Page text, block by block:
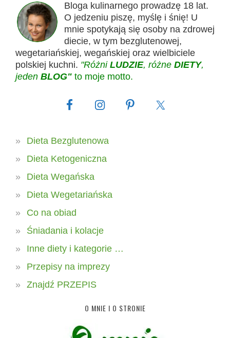
Bloga kulinarnego prowadzę 18 lat.
O jedzeniu piszę, myślę i śnię! U
mnie spotykają się osoby na zdrowej
diecie, w tym bezglutenowej,
wegetariańskiej, wegańskiej oraz wielbiciele
polskiej kuchni. "Różni LUDZIE, różne DIETY,
jeden BLOG" to moje motto.
Dieta Bezglutenowa
Dieta Ketogeniczna
Dieta Wegańska
Dieta Wegetariańska
Co na obiad
Śniadania i kolacje
Inne diety i kategorie …
Przepisy na imprezy
Znajdź PRZEPIS
O MNIE I O STRONIE